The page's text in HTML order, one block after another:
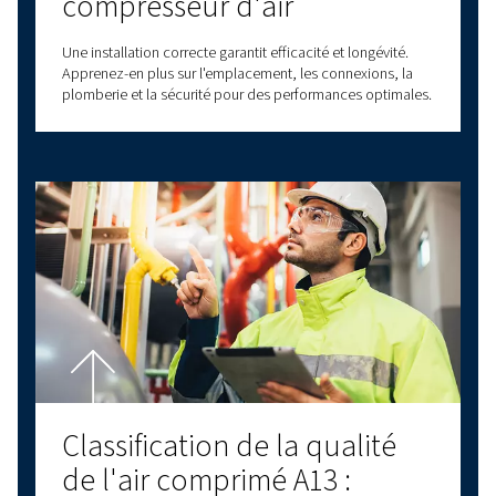
experts, disponibles partout en France, sont
vous aider à prendre des décisions éclairées
permettront d'améliorer vos processus
et votre efficacité opérationnelle.
Forts de plus de 90 ans d'expérience dans le
de l'air comprimé, Worthington Creyssensac
une gamme complète de compresseurs à vis
compresseurs à pistons, de compresseurs
de traitement d'air, comprenant notamment
sécheurs d'air. Nous proposons également
gamme d'options de service et de pièces
pour vous aider à prendre soin de votre
Contactez-nous dès aujourd'hui pour obtenir